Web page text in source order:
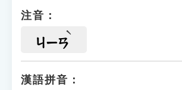
注音：
ㄐㄧㄢ
漢語拼音：